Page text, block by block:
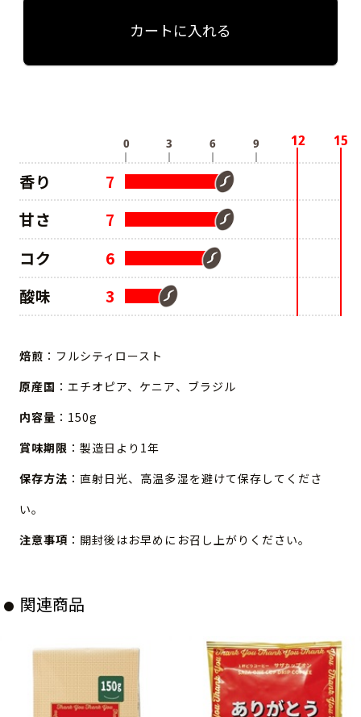
カートに入れる
香り
7
甘さ
7
コク
6
酸味
3
焙煎 ：フルシティロースト
原産国 ：エチオピア、ケニア、ブラジル
内容量 ：150g
賞味期限 ：製造日より1年
保存方法 ：直射日光、高温多湿を避けて保存してくださ
い。
注意事項 ：開封後はお早めにお召し上がりください。
関連商品